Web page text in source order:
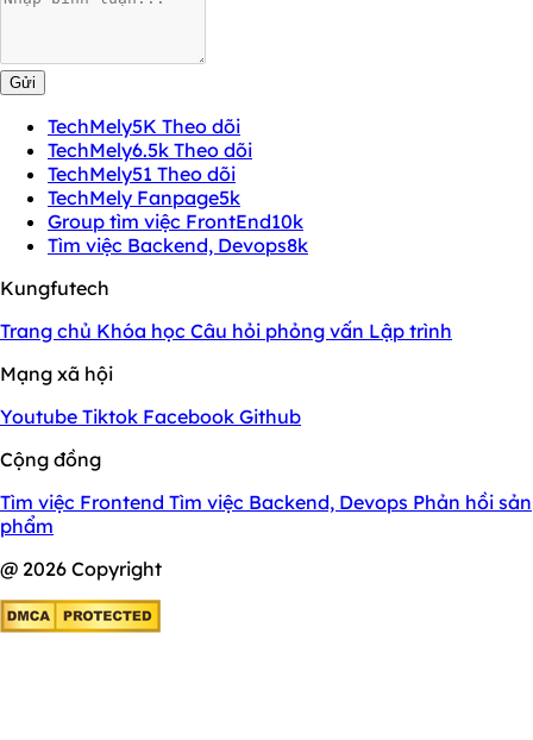
Gửi
TechMely5K Theo dõi
TechMely6.5k Theo dõi
TechMely51 Theo dõi
TechMely Fanpage5k
Group tìm việc FrontEnd10k
Tìm việc Backend, Devops8k
Kungfutech
Trang chủ Khóa học Câu hỏi phỏng vấn Lập trình
Mạng xã hội
Youtube Tiktok Facebook Github
Cộng đồng
Tìm việc Frontend Tìm việc Backend, Devops Phản hồi sản
phẩm
@ 2026 Copyright